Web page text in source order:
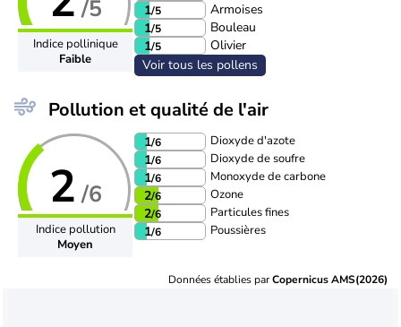
/5
Indice pollinique
Faible
1/5
Armoises
1/5
Bouleau
1/5
Olivier
Voir tous les pollens
Pollution et qualité de l'air
2 /6
Indice pollution
Moyen
1/6 Dioxyde d'azote
1/6 Dioxyde de soufre
1/6 Monoxyde de carbone
2/6 Ozone
2/6 Particules fines
1/6 Poussières
Données établies parCopernicus AMS(2026)